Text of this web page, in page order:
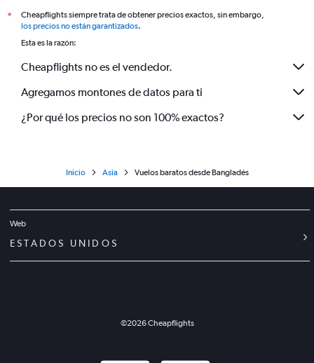
*
Cheapflights siempre trata de obtener precios exactos, sin embargo,
los precios no están garantizados.
Esta es la razón:
Cheapflights no es el vendedor.
Agregamos montones de datos para ti
¿Por qué los precios no son 100% exactos?
Inicio Asia Vuelos baratos desde Bangladés
Web
ESTADOS UNIDOS
©2026Cheapflights